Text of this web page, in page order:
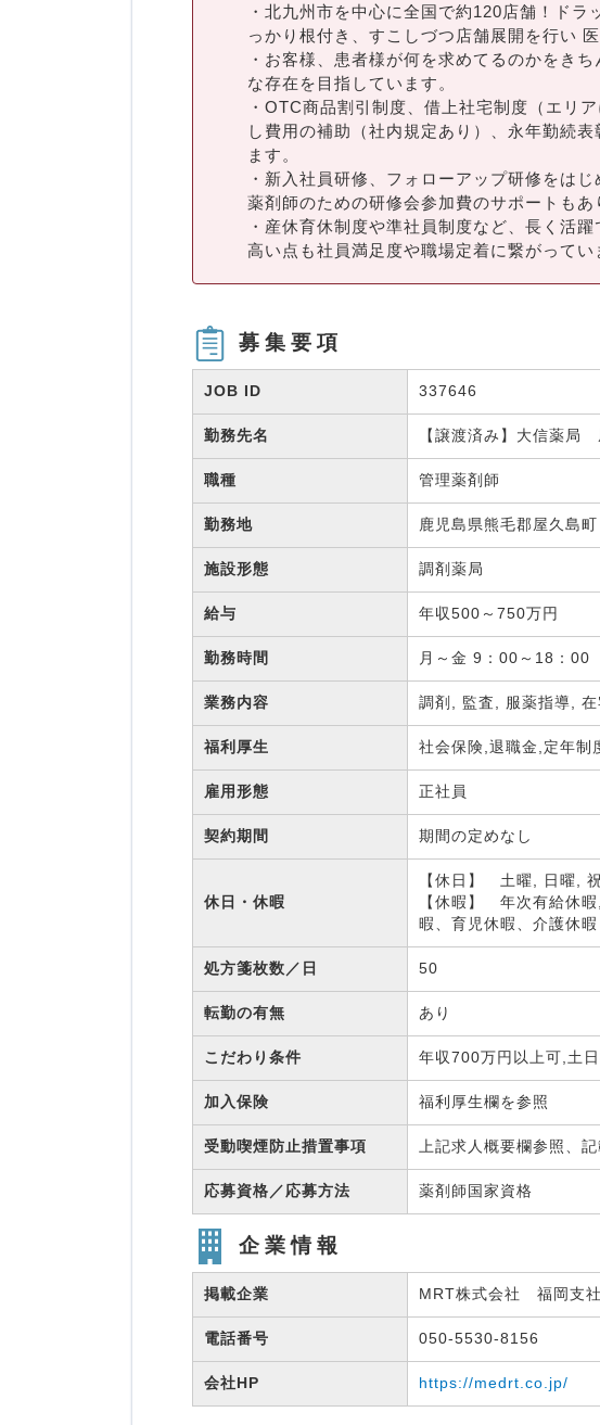
・北九州市を中心に全国で約120店舗！ド
っかり根付き、すこしづつ店舗展開を行い
・お客様、患者様が何を求めてるのかをき
な存在を目指しています。
・OTC商品割引制度、借上社宅制度（エリ
し費用の補助（社内規定あり）、永年勤続
ます。
・新入社員研修、フォローアップ研修をは
薬剤師のための研修会参加費のサポートもあ
・産休育休制度や準社員制度など、長く活
高い点も社員満足度や職場定着に繋がってい
募集要項
JOB ID 337646
勤務先名 【譲渡済み】大信薬局
職種 管理薬剤師
勤務地 鹿児島県熊毛郡屋久島町
施設形態 調剤薬局
給与 年収500～750万円
勤務時間 月～金 9：00～18：00
業務内容 調剤, 監査, 服薬指導, 在
福利厚生 社会保険,退職金,定年制
雇用形態 正社員
契約期間 期間の定めなし
休日・休暇
【休日】 土曜, 日曜,
【休暇】 年次有給休
暇、育児休暇、介護休暇
処方箋枚数／日 50
転勤の有無 あり
こだわり条件 年収700万円以上可,土
加入保険 福利厚生欄を参照
受動喫煙防止措置事項 上記求人概要欄参照、
応募資格／応募方法 薬剤師国家資格
企業情報
掲載企業 MRT株式会社 福岡支
電話番号 050-5530-8156
会社HP https://medrt.co.jp/